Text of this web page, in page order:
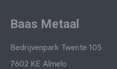
Baas Metaal
Bedrijvenpark Twente 105
7602 KE Almelo